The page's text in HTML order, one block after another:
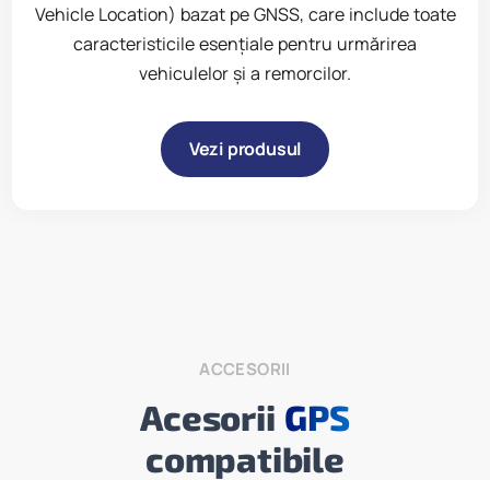
Vehicle Location) bazat pe GNSS, care include toate
caracteristicile esențiale pentru urmărirea
vehiculelor și a remorcilor.​
Vezi produsul
ACCESORII
Acesorii GPS
compatibile